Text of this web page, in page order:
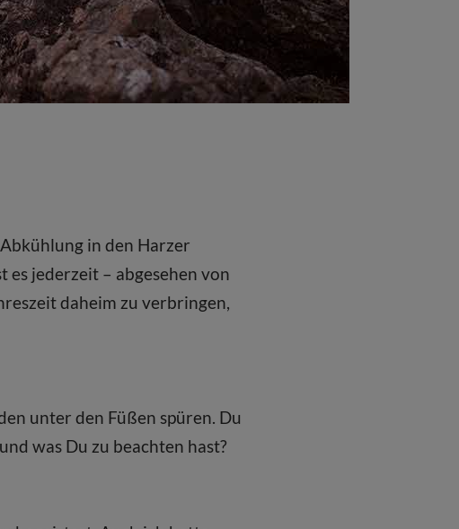
in den Harzer
jederzeit – abgesehen von
daheim zu verbringen,
unter den Füßen spüren. Du
was Du zu beachten hast?